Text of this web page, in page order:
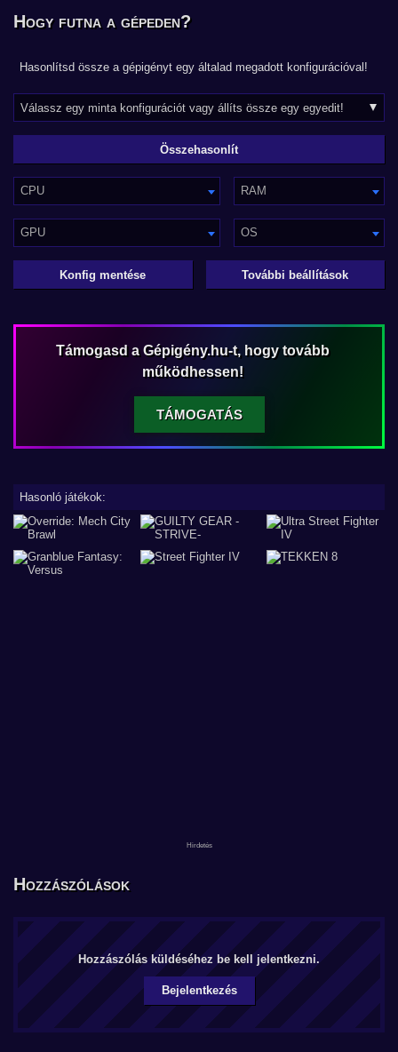
Hogy futna a gépeden?
Hasonlítsd össze a gépigényt egy általad megadott konfigurációval!
CPU RAM
GPU OS
Konfig mentése További beállítások
Támogasd a Gépigény.hu-t, hogy tovább
működhessen!
TÁMOGATÁS
Hasonló játékok:
Hozzászólások
Hozzászólás küldéséhez be kell jelentkezni.
Bejelentkezés